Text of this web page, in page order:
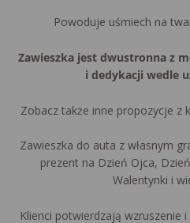
Powoduje uśmiech na
Zawieszka jest dwustronna z
i dedykacji wedle
Zobacz także inne propozycje z
Zawieszka do auta z własnym
prezent na Dzień Ojca,
Walentynki i
Klienci potwierdzają wzruszenie